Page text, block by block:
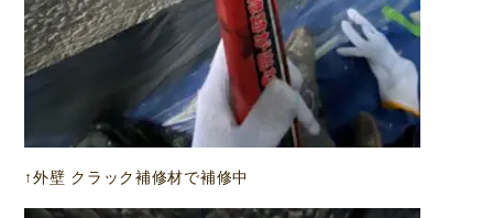
↑外壁 クラック補修材で補修中